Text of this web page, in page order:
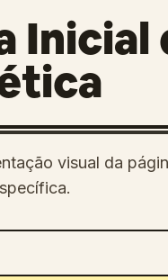
visual da